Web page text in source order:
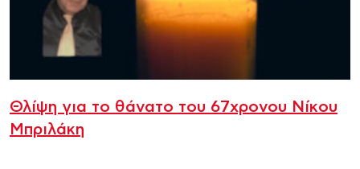
Θλίψη για το θάνατο του 67χρονου Νίκου
Μπριλάκη